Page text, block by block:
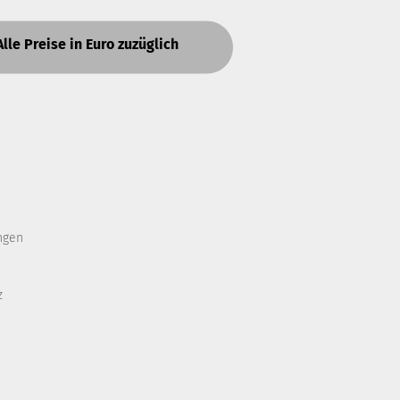
Preise in Euro zuzüglich